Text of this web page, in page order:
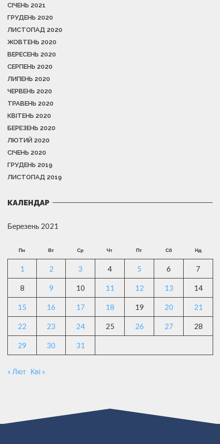
СІЧЕНЬ 2021
ГРУДЕНЬ 2020
ЛИСТОПАД 2020
ЖОВТЕНЬ 2020
ВЕРЕСЕНЬ 2020
СЕРПЕНЬ 2020
ЛИПЕНЬ 2020
ЧЕРВЕНЬ 2020
ТРАВЕНЬ 2020
КВІТЕНЬ 2020
БЕРЕЗЕНЬ 2020
ЛЮТИЙ 2020
СІЧЕНЬ 2020
ГРУДЕНЬ 2019
ЛИСТОПАД 2019
КАЛЕНДАР
Березень 2021
Пн Вт Ср Чт Пт Сб Нд
1 2 3 4 5 6 7
8 9 10 11 12 13 14
15 16 17 18 19 20 21
22 23 24 25 26 27 28
29 30 31
« Лют Кві »